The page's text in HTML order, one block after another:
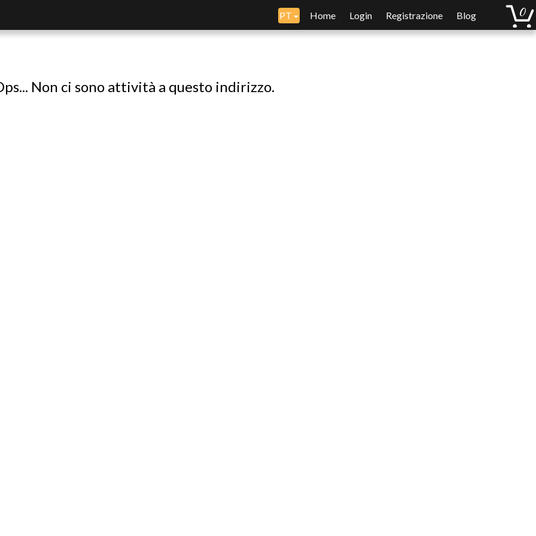
PT Home Login Registrazione Blog
Non ci sono attività a questo indirizzo.